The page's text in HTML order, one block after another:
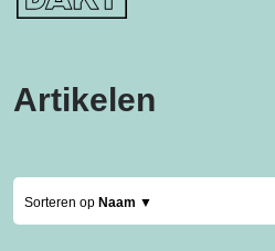
Bakt
Artikelen
Sorteren op Naam ▼